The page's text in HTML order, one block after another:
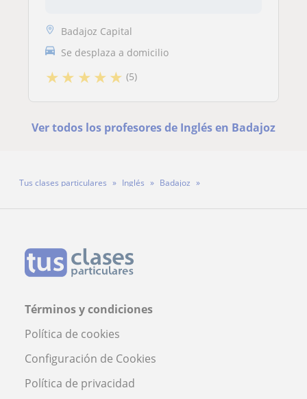
Badajoz Capital
Se desplaza a domicilio
★★ ★★★ (5)
Ver todos los profesores de Inglés en Badajoz
Tus clases particulares Inglés
Badajoz
Términos y condiciones
Política de cookies
Configuración de Cookies
Política de privacidad